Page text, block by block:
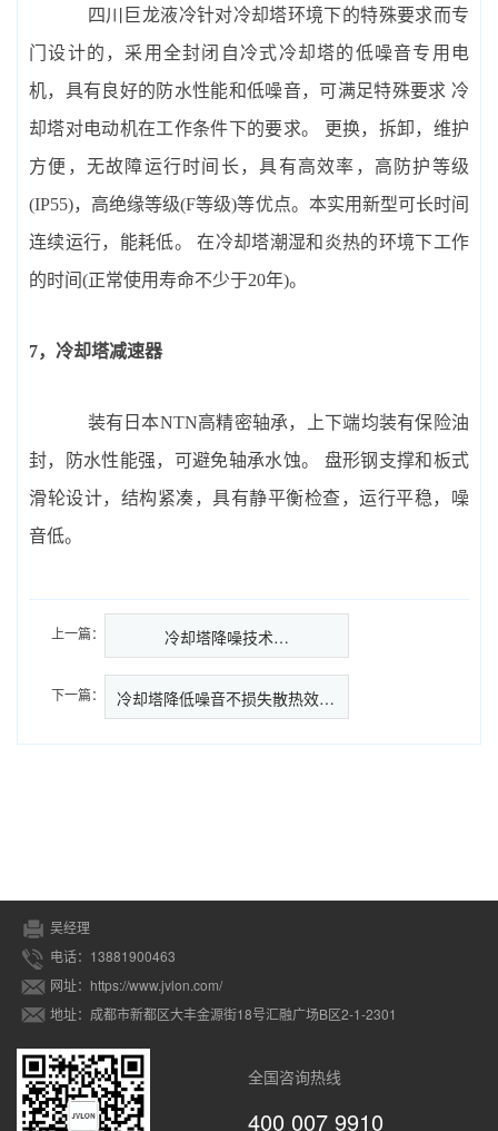
四川巨龙液冷针对冷却塔环境下的特殊要求而专
门设计的，采用全封闭自冷式冷却塔的低噪音专用电
机，具有良好的防水性能和低噪音，可满足特殊要求 冷
却塔对电动机在工作条件下的要求。 更换，拆卸，维护
方便，无故障运行时间长，具有高效率，高防护等级
(IP55)，高绝缘等级(F等级)等优点。本实用新型可长时间
连续运行，能耗低。 在冷却塔潮湿和炎热的环境下工作
的时间(正常使用寿命不少于20年)。
7，冷却塔减速器
装有日本NTN高精密轴承，上下端均装有保险油
封，防水性能强，可避免轴承水蚀。 盘形钢支撑和板式
滑轮设计，结构紧凑，具有静平衡检查，运行平稳，噪
音低。
上一篇： 冷却塔降噪技术…
下一篇： 冷却塔降低噪音不损失散热效率的
吴经理
电话：13881900463
网址：https://www.jvlon.com/
地址：成都市新都区大丰金源街18号汇融广场B区2-1-2301
全国咨询热线
400 007 9910